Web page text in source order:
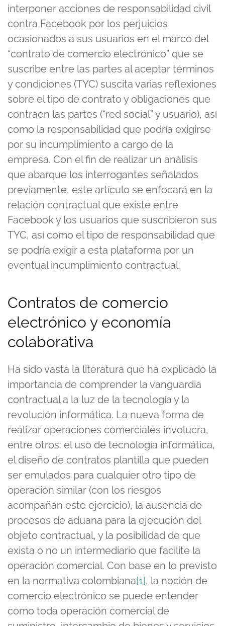
interponer acciones de responsabilidad civil
contra Facebook por los perjuicios
ocasionados a sus usuarios en el marco del
“contrato de comercio electrónico” que se
suscribe entre las partes al aceptar términos
y condiciones (TYC) suscita varias reflexiones
sobre el tipo de contrato y obligaciones que
contraen las partes (“red social” y usuario), así
como la responsabilidad que podría exigirse
por su incumplimiento a cargo de la
empresa. Con el fin de realizar un análisis
que abarque los interrogantes señalados
previamente, este artículo se enfocará en la
relación contractual que existe entre
Facebook y los usuarios que suscribieron sus
TYC, así como el tipo de responsabilidad que
se podría exigir a esta plataforma por un
eventual incumplimiento contractual.
Contratos de comercio
electrónico y economía
colaborativa
Ha sido vasta la literatura que ha explicado la
importancia de comprender la vanguardia
contractual a la luz de la tecnología y la
revolución informática. La nueva forma de
realizar operaciones comerciales involucra,
entre otros: el uso de tecnología informática,
el diseño de contratos plantilla que pueden
ser emulados para cualquier otro tipo de
operación similar (con los riesgos
acompañan este ejercicio), la ausencia de
procesos de aduana para la ejecución del
objeto contractual, y la posibilidad de que
exista o no un intermediario que facilite la
operación comercial. Con base en lo previsto
en la normativa colombiana[1], la noción de
comercio electrónico se puede entender
como toda operación comercial de